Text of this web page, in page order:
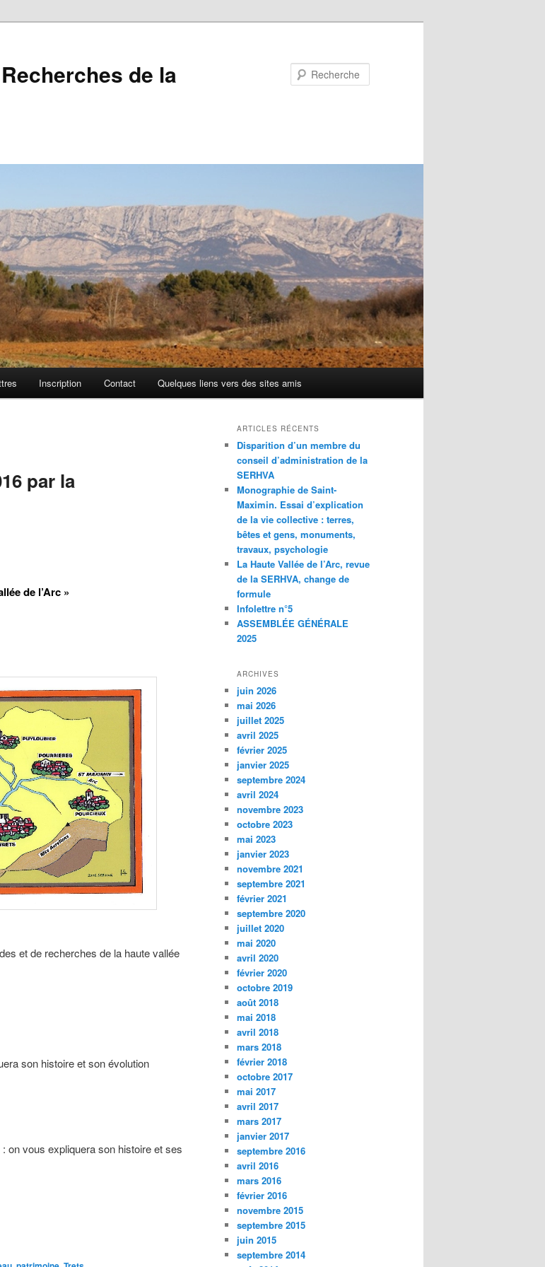
de la
Inscription Contact Quelques liens vers des sites amis
par la
de l’Arc »
et de recherches de la haute vallée
son histoire et son évolution
: on vous expliquera son histoire et ses
ARTICLES RÉCENTS
Disparition d’un membre du
conseil d’administration de la
SERHVA
Monographie de Saint-
Maximin. Essai d’explication
de la vie collective : terres,
bêtes et gens, monuments,
travaux, psychologie
La Haute Vallée de l’Arc, revue
de la SERHVA, change de
formule
Infolettre n°5
ASSEMBLÉE GÉNÉRALE
2025
ARCHIVES
juin 2026
mai 2026
juillet 2025
avril 2025
février 2025
janvier 2025
septembre 2024
avril 2024
novembre 2023
octobre 2023
mai 2023
janvier 2023
novembre 2021
septembre 2021
février 2021
septembre 2020
juillet 2020
mai 2020
avril 2020
février 2020
octobre 2019
août 2018
mai 2018
avril 2018
mars 2018
février 2018
octobre 2017
mai 2017
avril 2017
mars 2017
janvier 2017
septembre 2016
avril 2016
mars 2016
février 2016
novembre 2015
septembre 2015
juin 2015
septembre 2014